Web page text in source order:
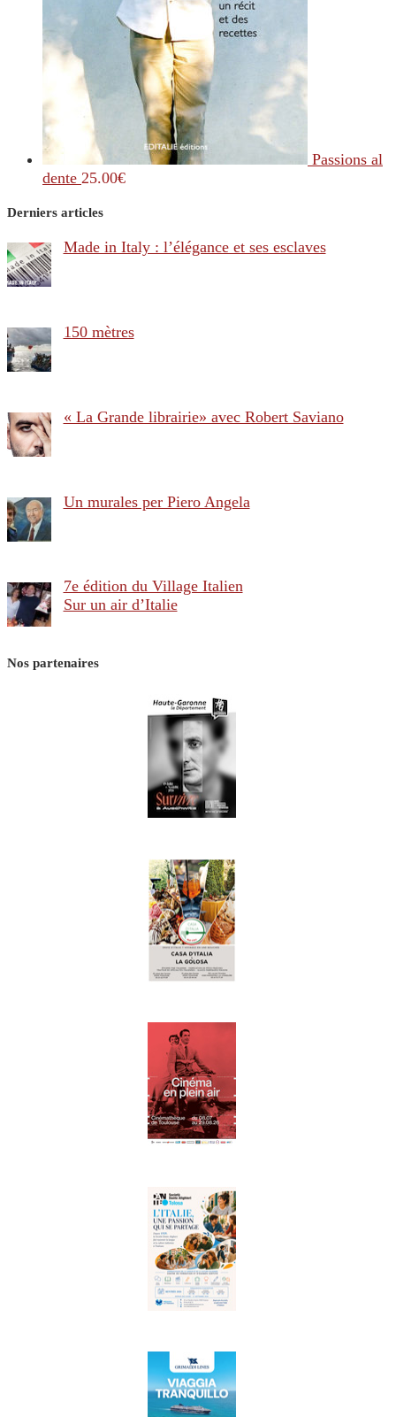
Passions al
dente 25.00€
Derniers articles
Made in Italy : l’élégance et ses esclaves
150 mètres
« La Grande librairie» avec Robert Saviano
Un murales per Piero Angela
7e édition du Village Italien
Sur un air d’Italie
Nos partenaires